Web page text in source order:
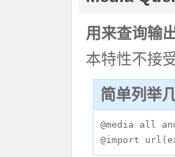
用来查询输
本特性不接
简单列举
@media all
@import